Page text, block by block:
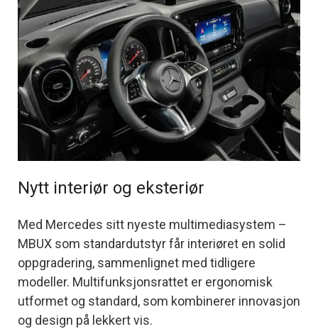
Nytt interiør og eksteriør
Med Mercedes sitt nyeste multimediasystem –
MBUX som standardutstyr får interiøret en solid
oppgradering, sammenlignet med tidligere
modeller. Multifunksjonsrattet er ergonomisk
utformet og standard, som kombinerer innovasjon
og design på lekkert vis.